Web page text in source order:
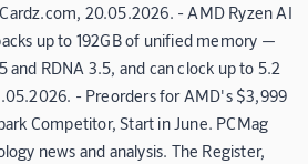
20.05.2026. - AMD Ryzen AI
up to 192GB of unified memory —
and RDNA 3.5, and can clock up to 5.2
- Preorders for AMD's $3,999
Competitor, Start in June. PCMag
news and analysis. The Register,